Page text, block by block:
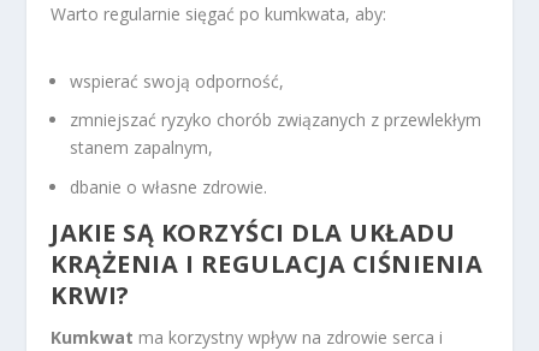
Warto regularnie sięgać po kumkwata, aby:
wspierać swoją odporność,
zmniejszać ryzyko chorób związanych z przewlekłym
stanem zapalnym,
dbanie o własne zdrowie.
JAKIE SĄ KORZYŚCI DLA UKŁADU
KRĄŻENIA I REGULACJA CIŚNIENIA
KRWI?
Kumkwat ma korzystny wpływ na zdrowie serca i